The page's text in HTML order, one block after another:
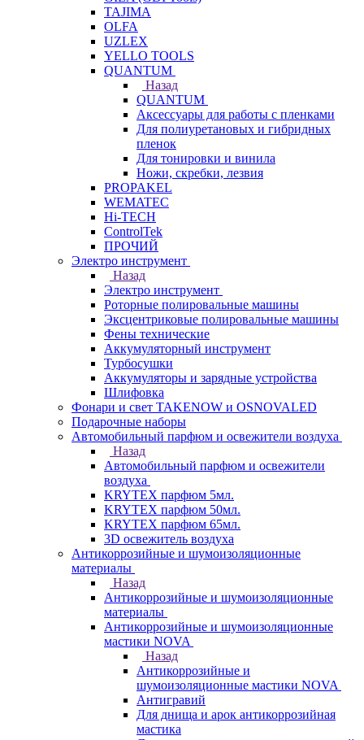
TAJIMA
OLFA
UZLEX
YELLO TOOLS
QUANTUM
Назад
QUANTUM
Аксессуары для работы с пленками
Для полиуретановых и гибридных
пленок
Для тонировки и винила
Ножи, скребки, лезвия
PROPAKEL
WEMATEC
Hi-TECH
ControlTek
ПРОЧИЙ
Электро инструмент
Назад
Электро инструмент
Роторные полировальные машины
Эксцентриковые полировальные машины
Фены технические
Аккумуляторный инструмент
Турбосушки
Аккумуляторы и зарядные устройства
Шлифовка
Фонари и свет TAKENOW и OSNOVALED
Подарочные наборы
Автомобильный парфюм и освежители воздуха
Назад
Автомобильный парфюм и освежители
воздуха
KRYTEX парфюм 5мл.
KRYTEX парфюм 50мл.
KRYTEX парфюм 65мл.
3D освежитель воздуха
Антикоррозийные и шумоизоляционные
материалы
Назад
Антикоррозийные и шумоизоляционные
материалы
Антикоррозийные и шумоизоляционные
мастики NOVA
Назад
Антикоррозийные и
шумоизоляционные мастики NOVA
Антигравий
Для днища и арок антикоррозийная
мастика